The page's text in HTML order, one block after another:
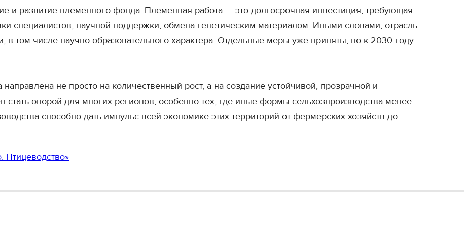
и развитие племенного фонда. Племенная работа — это долгосрочная инвестиция, требующая
специалистов, научной поддержки, обмена генетическим материалом. Иными словами, отрасль
в том числе научно-образовательного характера. Отдельные меры уже приняты, но к 2030 году
не просто на количественный рост, а на создание устойчивой, прозрачной и
опорой для многих регионов, особенно тех, где иные формы сельхозпроизводства менее
способно дать импульс всей экономике этих территорий от фермерских хозяйств до
Птицеводство»